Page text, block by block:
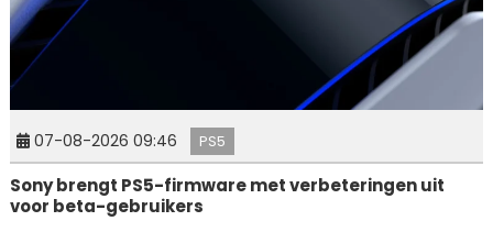
07-08-2026 09:46 PS5
Sony brengt PS5-firmware met verbeteringen uit
voor beta-gebruikers